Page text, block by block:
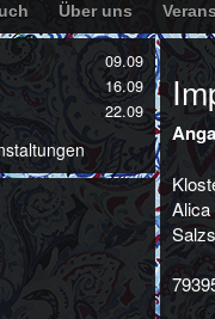
Über uns
Alica
09.09
16.09
22.09